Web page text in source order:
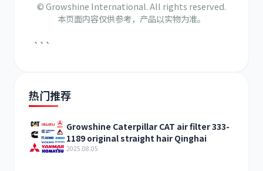
© Growshine International. All rights reserved.
本页面内容仅供参考，产品以实物为准。
```
热门推荐
Growshine Caterpillar CAT air filter 333-
1189 original straight hair Qinghai
2025.08.05